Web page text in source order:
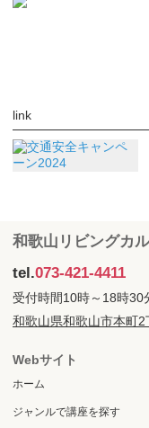
link
和歌山リビングカ
tel.073-421-4411
受付時間10時～18時30
和歌山県和歌山市本町
Webサイト
ホーム
ジャンルで講座を探す